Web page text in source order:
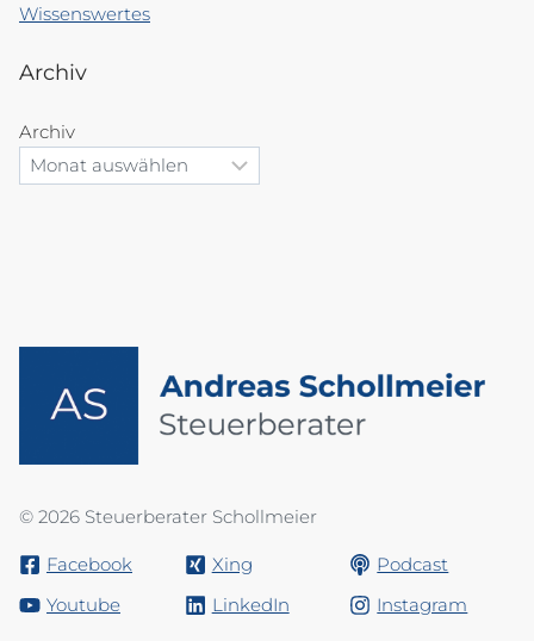
Wissenswertes
Archiv
Archiv
© 2026 Steuerberater Schollmeier
Facebook Xing
Podcast
Youtube
LinkedIn Instagram